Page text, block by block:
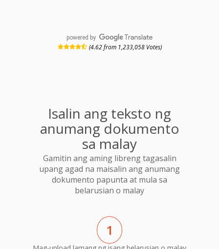
powered by
(4.62 from 1,233,058 Votes)
Isalin ang teksto ng
anumang dokumento
sa malay
Gamitin ang aming libreng tagasalin
upang agad na maisalin ang anumang
dokumento papunta at mula sa
belarusian o malay
1